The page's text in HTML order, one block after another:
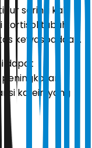
sering kali
tubuh,
kewaspadaan.
dapat
kafein yang